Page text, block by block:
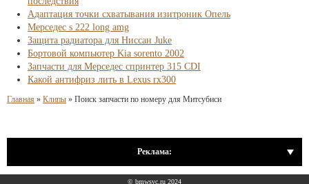
Адаптация точки схватывания изитроник Опель
Мерседес s 222 long amg
Защита радиатора для Ниссан Juke
Бортовой компьютер Kia sorento 2002
Запчасти для Мерседес спринтер 315 CDI
Какой антифриз лить в Lexus rx300
Главная » Клипы » Поиск запчасти по номеру для Митсубиси
Реклама:
© bmwsvc.ru 2024